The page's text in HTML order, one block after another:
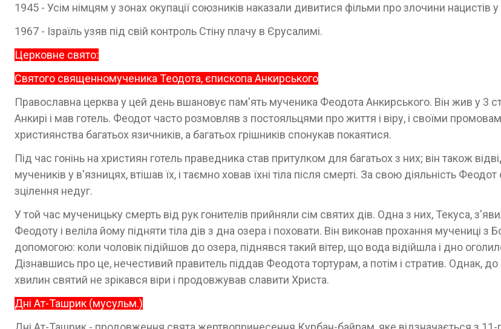
1945 - Усім німцям у зонах окупації союзників наказали дивитися фільми про злочини нацистів
1967 - Ізраїль узяв під свій контроль Стіну плачу в Єрусалимі.
Церковне свято:
Святого священномученика Теодота, єпископа Анкирського
Православна церква у цей день вшановує пам'ять мученика Феодота Анкирського. Він жив у 3
Анкирі і мав готель. Феодот часто розмовляв з постояльцями про життя і віру, і своїми
християнства багатьох язичників, а багатьох грішників спонукав покаятися.
Під час гонінь на християн готель праведника став притулком для багатьох з них; він також
мучеників у в'язницях, втішав їх, і таємно ховав їхні тіла після смерті. За свою діяльність
зцілення недуг.
У той час мученицьку смерть від рук гонителів прийняли сім святих дів. Одна з них, Текуса,
Феодоту і веліла йому підняти тіла дів з дна озера і поховати. Він виконав прохання мучениці з
допомогою: коли чоловік підійшов до озера, піднявся такий вітер, що вода відійшла і дно
Дізнавшись про це, нечестивий правитель піддав Феодота тортурам, а потім і стратив. Однак, до
хвилин святий не зрікався віри і продовжував славити Христа.
Дні Ат-Ташрик (мусульм.)